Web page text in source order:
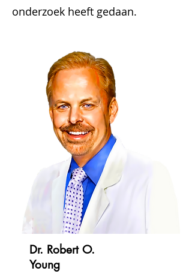
onderzoek heeft gedaan.
Dr. Robert O.
Young